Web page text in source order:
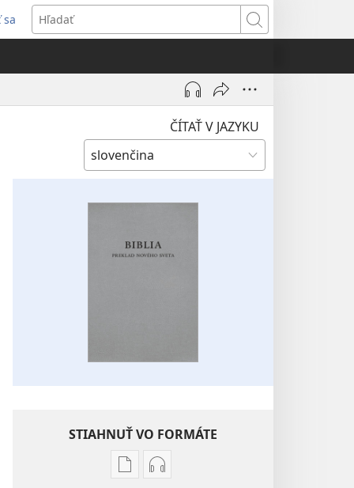
sa
Hľadať
ČÍTAŤ V JAZYKU
STIAHNUŤ VO FORMÁTE
MožnostiMožnosti